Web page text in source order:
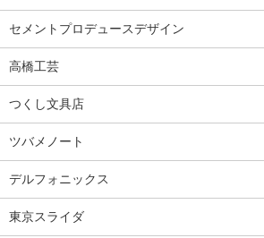
セメントプロデュースデザイン
高橋工芸
つくし文具店
ツバメノート
デルフォニックス
東京スライダ